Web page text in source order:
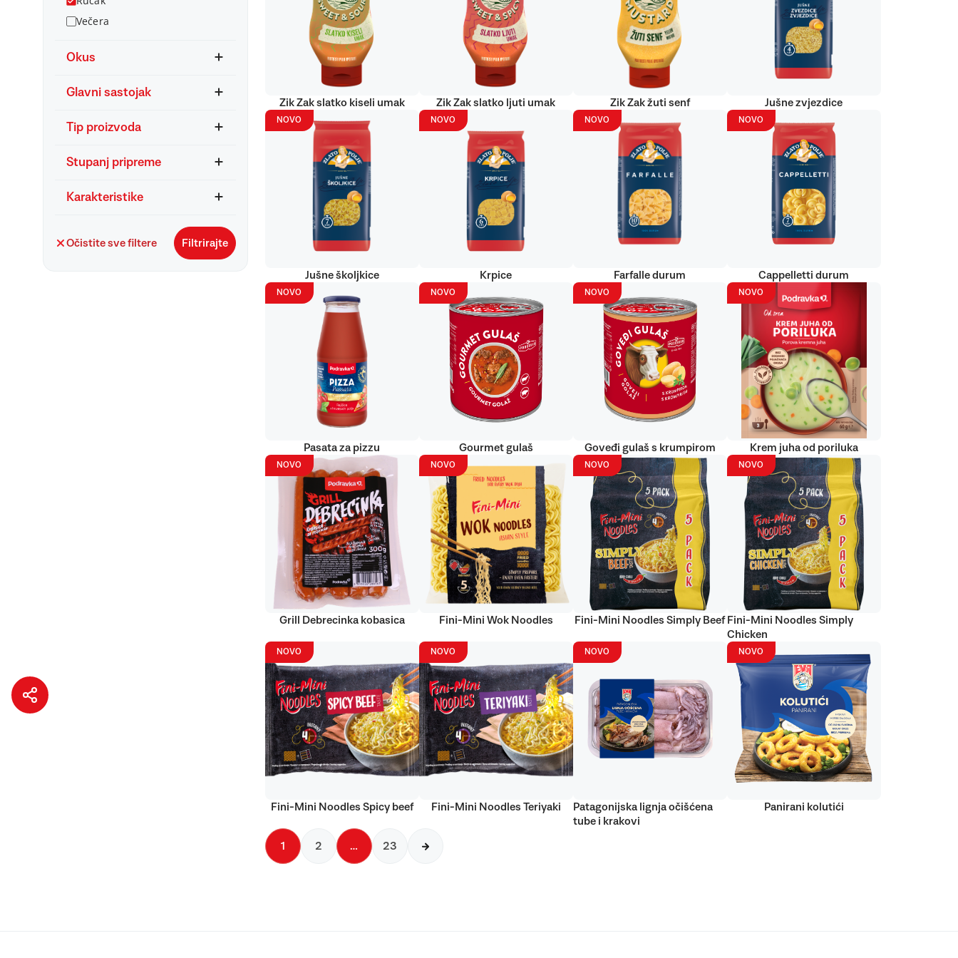
Večera
Okus
Glavni sastojak
Tip proizvoda
Stupanj pripreme
Karakteristike
Očistite sve filtere Filtrirajte
Zik Zak slatko kiseli umak Zik Zak slatko ljuti umak Zik Zak žuti senf Jušne zvjezdice
NOVO
Jušne školjkice
NOVO
Krpice
NOVO
Farfalle durum
NOVO
Cappelletti durum
NOVO
Pasata za pizzu
NOVO
Gourmet gulaš
NOVO
Goveđi gulaš s krumpirom
NOVO
Krem juha od poriluka
NOVO
Grill Debrecinka kobasica
NOVO
Fini-Mini Wok Noodles
NOVO
Fini-Mini Noodles Simply Beef
NOVO
Fini-Mini Noodles Simply
Chicken
NOVO
Fini-Mini Noodles Spicy beef
NOVO
Fini-Mini Noodles Teriyaki
NOVO
Patagonijska lignja očišćena
tube i krakovi
NOVO
Panirani kolutići
1 2 … 23